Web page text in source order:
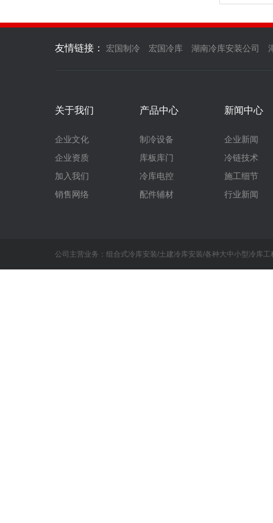
友情链接： 宏国制冷 宏国冷库 湖南冷库安装公司
关于我们
企业文化
企业资质
加入我们
销售网络
产品中心
制冷设备
库板库门
冷库电控
配件辅材
新闻中心
企业新闻
冷链技术
施工细节
行业新闻
公司主营业务：组合式冷库安装/土建冷库安装/各种大中小型冷库